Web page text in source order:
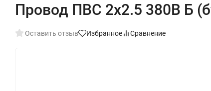
Провод ПВС 2х2.5 380В Б
Оставить отзыв Избранное Сравнение